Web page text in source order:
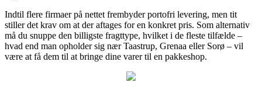
Indtil flere firmaer på nettet frembyder portofri levering, men tit
stiller det krav om at der aftages for en konkret pris. Som alternativ
må du snuppe den billigste fragttype, hvilket i de fleste tilfælde –
hvad end man opholder sig nær Taastrup, Grenaa eller Sorø – vil
være at få dem til at bringe dine varer til en pakkeshop.